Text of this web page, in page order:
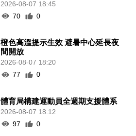
2026-08-07 18:45
70
0
橙色高溫提示生效 避暑中心延長夜
間開放
2026-08-07 18:20
77
0
體育局構建運動員全週期支援體系
2026-08-07 18:12
97
0